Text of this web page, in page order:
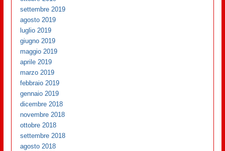
settembre 2019
agosto 2019
luglio 2019
giugno 2019
maggio 2019
aprile 2019
marzo 2019
febbraio 2019
gennaio 2019
dicembre 2018
novembre 2018
ottobre 2018
settembre 2018
agosto 2018